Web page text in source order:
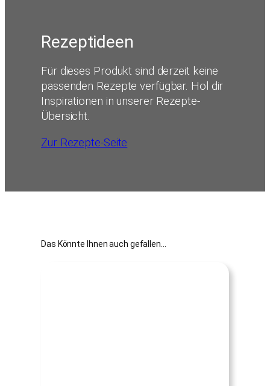
Rezeptideen
Für dieses Produkt sind derzeit keine
passenden Rezepte verfügbar. Hol dir
Inspirationen in unserer Rezepte-
Übersicht.
Zur Rezepte-Seite
Das Könnte Ihnen auch gefallen…